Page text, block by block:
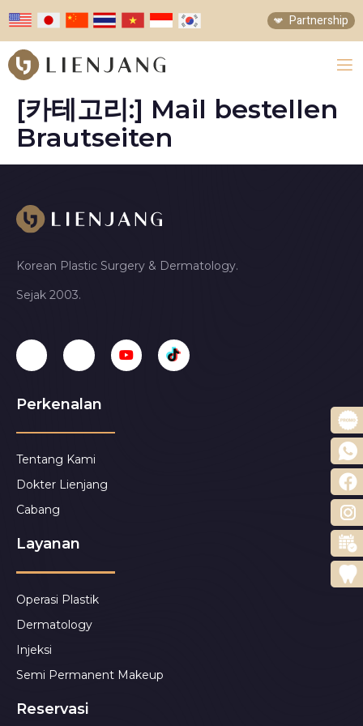
Partnership
[카테고리:] Mail bestellen
Brautseiten
Korean Plastic Surgery & Dermatology.
Sejak 2003.
Perkenalan
Tentang Kami
Dokter Lienjang
Cabang
Layanan
Operasi Plastik
Dermatology
Injeksi
Semi Permanent Makeup
Reservasi